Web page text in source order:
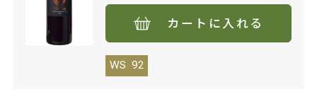
カートに入れる
WS 92